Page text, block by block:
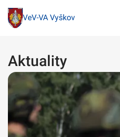
VeV-VA Vyškov
Aktuality